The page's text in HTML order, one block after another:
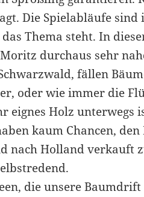
Die Spielabläufe sind
Thema steht. In
durchaus sehr
fällen
oder wie immer die
eignes Holz unterwegs
kaum Chancen,
nach Holland verkauft
die unsere